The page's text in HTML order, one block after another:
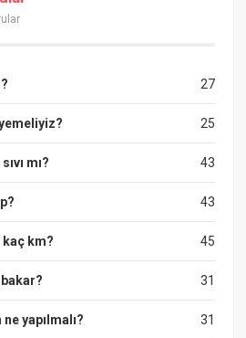
27
25
43
mı?
43
45
km?
31
31
yapılmalı?